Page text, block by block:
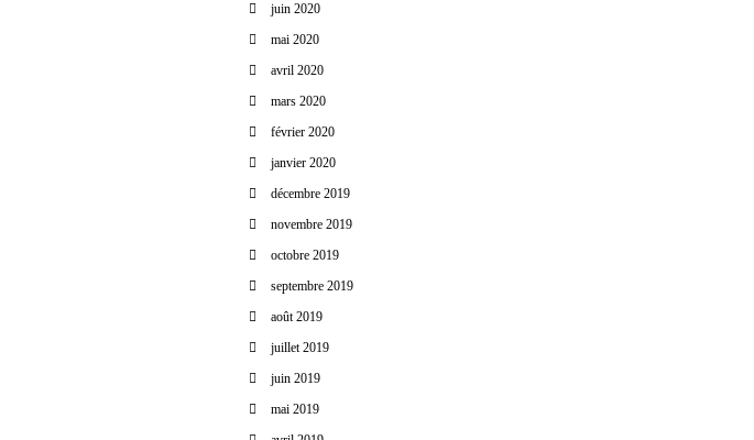
juin 2020
mai 2020
avril 2020
mars 2020
février 2020
janvier 2020
décembre 2019
novembre 2019
octobre 2019
septembre 2019
août 2019
juillet 2019
juin 2019
mai 2019